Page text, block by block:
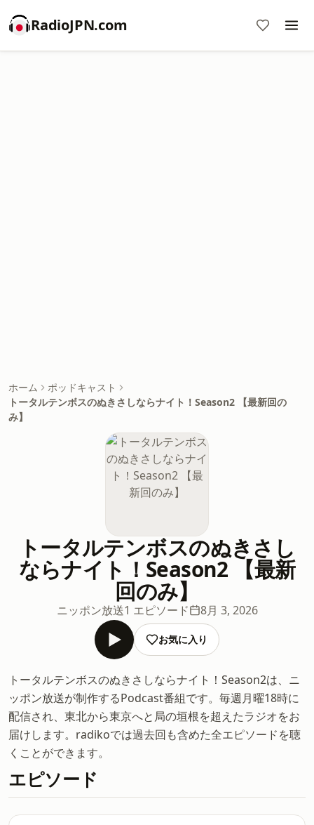
RadioJPN.com
ホーム
ポッドキャスト
トータルテンボスのぬきさしならナイト！Season2 【最新回の
み】
トータルテンボスのぬきさし
ならナイト！Season2 【最新
回のみ】
ニッポン放送1 エピソード 8月 3, 2026
お気に入り
トータルテンボスのぬきさしならナイト！Season2は、ニ
ッポン放送が制作するPodcast番組です。毎週月曜18時に
配信され、東北から東京へと局の垣根を超えたラジオをお
届けします。radikoでは過去回も含めた全エピソードを聴
くことができます。
エピソード